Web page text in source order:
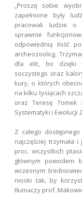
„Proszę sobie
zapełnione były
pracowali ludzie o
sprawnie
odpowiednią ilość
archeozoolog.
dla elit, bo dzięki
soczystego oraz
kury, o których
na kilku tysiącach
oraz Teresę Tomek
Systematyki i Ewolucji
Z całego
najczęściej trzymała
proc. wszystkich
głównym powodem
wczesnym
nioski tak, by
tłumaczy prof.